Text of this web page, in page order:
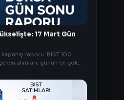
17 Mart Gün
raporu. BIST 100
alımları, günün en çok